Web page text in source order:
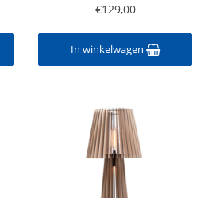
€129,00
In winkelwagen